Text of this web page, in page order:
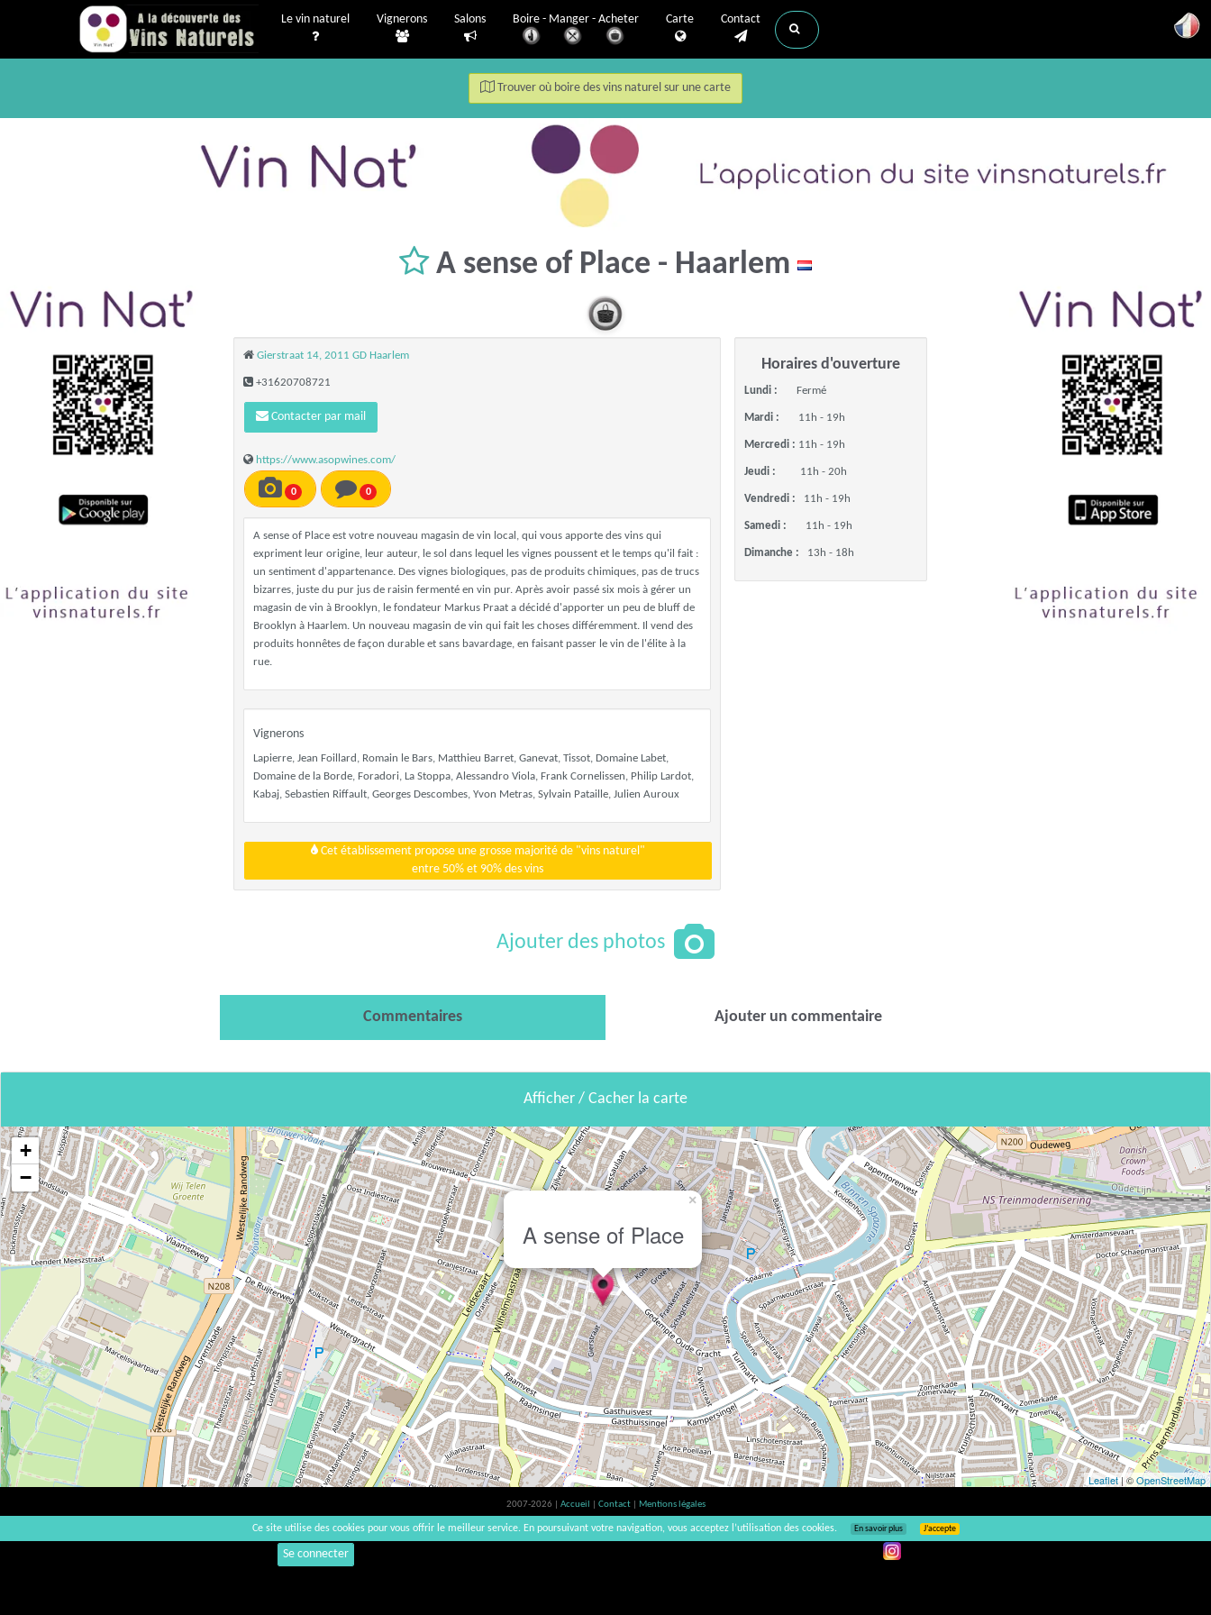
Le vin naturel Vignerons Salons Boire - Manger - Acheter Carte Contact
Trouver où boire des vins naturel sur une carte
A sense of Place - Haarlem
Gierstraat 14, 2011 GD Haarlem
+31620708721
Contacter par mail
https://www.asopwines.com/
0 0
A sense of Place est votre nouveau magasin de vin local, qui vous apporte des vins qui
expriment leur origine, leur auteur, le sol dans lequel les vignes poussent et le temps qu'il fait :
un sentiment d'appartenance. Des vignes biologiques, pas de produits chimiques, pas de trucs
bizarres, juste du pur jus de raisin fermenté en vin pur. Après avoir passé six mois à gérer un
magasin de vin à Brooklyn, le fondateur Markus Praat a décidé d'apporter un peu de bluff de
Brooklyn à Haarlem. Un nouveau magasin de vin qui fait les choses différemment. Il vend des
produits honnêtes de façon durable et sans bavardage, en faisant passer le vin de l'élite à la
rue.
Vignerons
Lapierre, Jean Foillard, Romain le Bars, Matthieu Barret, Ganevat, Tissot, Domaine Labet,
Domaine de la Borde, Foradori, La Stoppa, Alessandro Viola, Frank Cornelissen, Philip Lardot,
Kabaj, Sebastien Riffault, Georges Descombes, Yvon Metras, Sylvain Pataille, Julien Auroux
Cet établissement propose une grosse majorité de "vins naturel"
entre 50% et 90% des vins
Horaires d'ouverture
Lundi : Fermé
Mardi : 11h - 19h
Mercredi : 11h - 19h
Jeudi : 11h - 20h
Vendredi : 11h - 19h
Samedi : 11h - 19h
Dimanche : 13h - 18h
Ajouter des photos
Commentaires Ajouter un commentaire
Afficher / Cacher la carte
A sense of Place
×
+
−
Leaflet| ©OpenStreetMap
2007-2026 | Accueil Contact
Mentions légales
L'abus d'alcool est dangereux pour la santé, à consommer avec modération. | vinsnaturels | v3.12
Se connecter
Ce site utilise des cookies pour vous offrir le meilleur service. En poursuivant votre navigation, vous acceptez l’utilisation des cookies. En savoir plus J’accepte